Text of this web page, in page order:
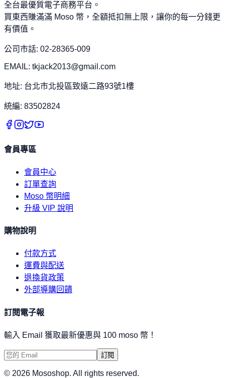
全台最優質電子商務平台。
買東西賺滿滿 Moso 幣，全額抵扣無上限，讓你的每一分錢更
有價值。
公司市話: 02-28365-009
EMAIL: tkjack2013@gmail.com
地址: 台北市北投區致遠二路93號1樓
統編: 83502824
會員專區
會員中心
訂單查詢
Moso 幣明細
升級 VIP 說明
購物說明
付款方式
運費與配送
退換貨政策
外部導購回饋
訂閱電子報
輸入 Email 獲取最新優惠與 100 moso 幣！
訂閱
© 2026 Mososhop. All rights reserved.